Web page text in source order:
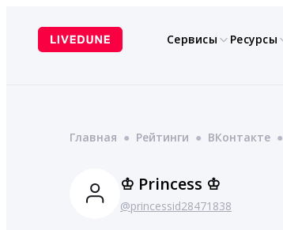
содержимому
Сервисы Ресурсы
Главная ● Рейтинги ● ВКонтакте ●
♔ Princess ♔
@princessid28471838